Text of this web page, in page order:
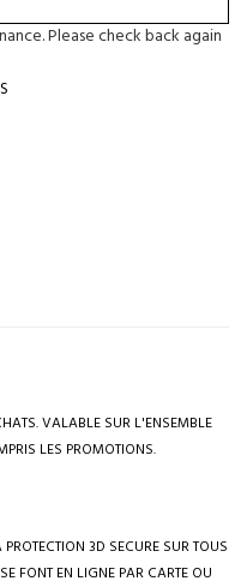
Please check back again
VALABLE SUR L'ENSEMBLE
LES PROMOTIONS.
3D SECURE SUR TOUS
FONT EN LIGNE PAR CARTE OU